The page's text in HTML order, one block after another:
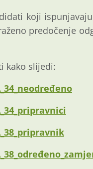
koji
predočenje
kako slijedi: